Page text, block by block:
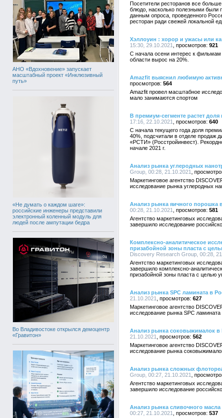
АНО «Вдохновение» запускает
масштабный проект «Инклюзивный
путь»
«Не думать о каждом шаге»:
российские инженеры представили
электронный коленный модуль для
людей после ампутации бедра
Во Владивостоке открылся демоцентр
«Гравитон»
Посетители ресторанов все
блюдо, насколько полезными были
данным опроса, проведенного
ресторан ради свежей локальной
Хэллоуин : хорор и ужасы или
15:30, 29.10.2021
921
С начала осени интерес к
области вырос на 20%.
Amazfit выяснил любимую
564
Amazfit провел масштабное
мало занимаются спортом
В премиум-сегменте растет
17:16, 22.10.2021
640
С начала текущего года доля
40%, подсчитали в отделе продаж
«РСТИ» (Росстройинвест).
начале 2021 г.
Анализ рынка углеродных
Group, 00:28, 21.10.2021
Маркетинговое агентство
исследование рынка углеродных
Анализ рынка яичного порошка
00:28, 21.10.2021
581
Агентство маркетинговых
завершило исследование
Комплексно-аналитическое
призабойной зоны пласта с
Discovery Research Group, 00:28,
Агентство маркетинговых
завершило комплексно-
призабойной зоны пласта с целью
Анализ рынка SPC ламината в
21.10.2021
627
Маркетинговое агентство
исследование рынка SPC
Анализ рынка соковыжималок в
21.10.2021
562
Маркетинговое агентство
исследование рынка
Анализ рынка сложных
Group, 00:27, 21.10.2021
Агентство маркетинговых
завершило исследование
Анализ рынка сливочного масла
00:27, 21.10.2021
537